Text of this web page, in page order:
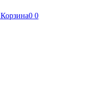
Корзина0 0